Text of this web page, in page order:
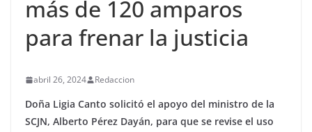
más de 120 amparos
para frenar la justicia
abril 26, 2024 Redaccion
Doña Ligia Canto solicitó el apoyo del ministro de la
SCJN, Alberto Pérez Dayán, para que se revise el uso